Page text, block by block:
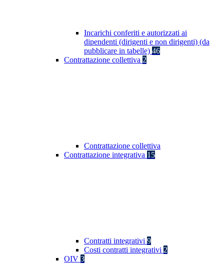
Incarichi conferiti e autorizzati ai
dipendenti (dirigenti e non dirigenti) (da
pubblicare in tabelle) 46
Contrattazione collettiva 2
Contrattazione collettiva
Contrattazione integrativa 15
Contratti integrativi 9
Costi contratti integrativi 2
OIV 3